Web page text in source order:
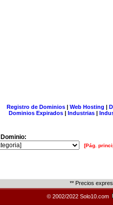
Registro de Dominios| Web Hosting |
Dominios Expirados | Industrias |
[Pág.
** Precios
© 2002/2022 Solo10.com